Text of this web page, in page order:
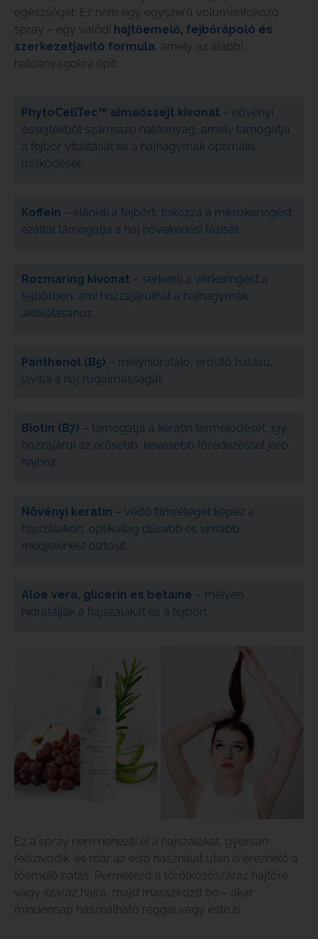
egészségét. Ez nem egy egyszerű volumenfokozó
spray – egy valódi
hajtőemelő, fejbőrápoló és
szerkezetjavító formula , amely az alábbi
hatóanyagokra épít:
PhytoCellTec™ almaőssejt kivonat – növényi
őssejtekből származó hatóanyag, amely támogatja
a fejbőr vitalitását és a hajhagymák optimális
működését.
Koffein – élénkíti a fejbőrt, fokozza a mikrokeringést,
ezáltal támogatja a haj növekedési fázisát
Rozmaring kivonat – serkenti a vérkeringést a
fejbőrben, ami hozzájárulhat a hajhagymák
aktiválásához.
Panthenol (B5) – mélyhidratáló, erősítő hatású,
javítja a haj rugalmasságát.
Biotin (B7) – támogatja a keratin termelődését, így
hozzájárul az erősebb, kevesebb töredezéssel járó
hajhoz.
Növényi keratin – védő filmréteget képez a
hajszálakon, optikailag dúsabb és simább
megjelenést biztosít.
Aloe vera, glicerin és betaine – mélyen
hidratálják a hajszálakat és a fejbőrt.
Ez a spray nem nehezíti el a hajszálakat, gyorsan
felszívódik, és már az első használat után is érezhető a
tőemelő hatás. Permetezd a törölközőszáraz hajtőre
vagy száraz hajra, majd masszírozd be – akár
mindennap használható reggel vagy este is.